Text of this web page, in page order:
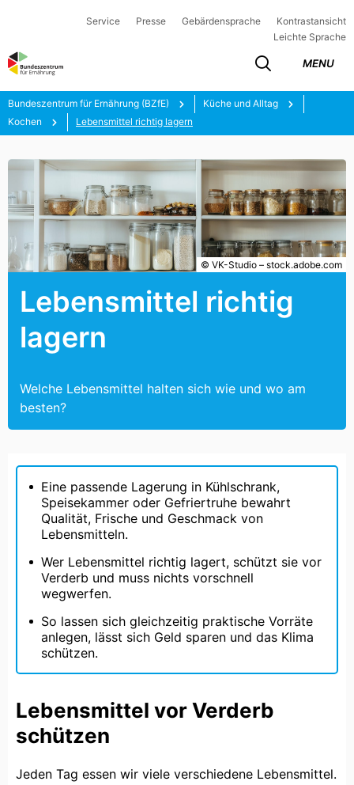
Service Presse Gebärdensprache
Kontrastansicht
Leichte Sprache
MENU
Bundeszentrum für Ernährung (BZfE)
Küche und Alltag
Kochen
Lebensmittel richtig lagern
Lebensmittel richtig
lagern
Welche Lebensmittel halten sich wie und wo am
besten?
© VK-Studio – stock.adobe.com
Eine passende Lagerung in Kühlschrank,
Speisekammer oder Gefriertruhe bewahrt
Qualität, Frische und Geschmack von
Lebensmitteln.
Wer Lebensmittel richtig lagert, schützt sie vor
Verderb und muss nichts vorschnell
wegwerfen.
So lassen sich gleichzeitig praktische Vorräte
anlegen, lässt sich Geld sparen und das Klima
schützen.
Lebensmittel vor Verderb
schützen
Jeden Tag essen wir viele verschiedene Lebensmittel.